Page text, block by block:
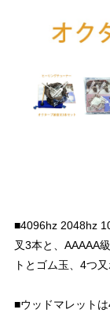
■4096hz 2048hz
叉3本と、AAAAA
トとゴム玉、4つ
■ウッドマレット